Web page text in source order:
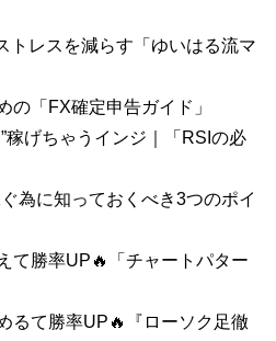
トレスを減らす「ゆいはる流マ
の「FX確定申告ガイド」
稼げちゃうインジ｜「RSIの必
為に知っておくべき3つのポイ
て勝率UP🔥「チャートパター
るて勝率UP🔥『ローソク足徹